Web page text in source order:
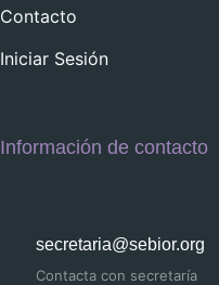
Contacto
Iniciar Sesión
Información de contacto
secretaria@sebior.org
Contacta con secretaría